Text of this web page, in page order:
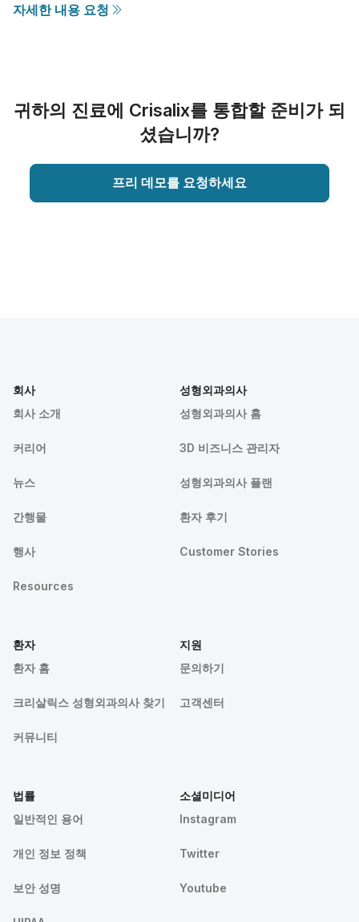
자세한 내용 요청
귀하의 진료에 Crisalix를 통합할 준비가 되
셨습니까?
프리 데모를 요청하세요
회사
회사 소개
커리어
뉴스
간행물
행사
Resources
성형외과의사
성형외과의사 홈
3D 비즈니스 관리자
성형외과의사 플랜
환자 후기
Customer Stories
환자
환자 홈
크리살릭스 성형외과의사 찾기
커뮤니티
지원
문의하기
고객센터
법률
일반적인 용어
개인 정보 정책
보안 성명
소셜미디어
Instagram
Twitter
Youtube